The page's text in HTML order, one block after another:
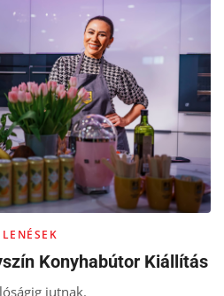
Konyhabútor Kiállítás
jutnak.